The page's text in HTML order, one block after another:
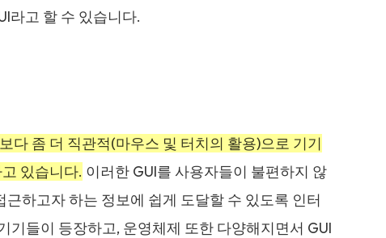
라고 할 수 있습니다.
다 좀 더 직관적(마우스 및 터치의 활용)으로 기기
있습니다. 이러한 GUI를 사용자들이 불편하지 않
하고자 하는 정보에 쉽게 도달할 수 있도록 인터
들이 등장하고, 운영체제 또한 다양해지면서 GUI